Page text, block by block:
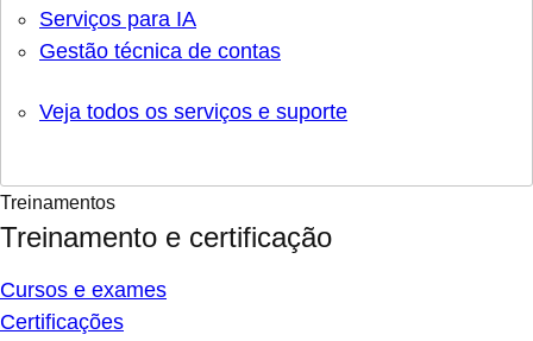
Serviços para IA
Gestão técnica de contas
Veja todos os serviços e suporte
Treinamentos
Treinamento e certificação
Cursos e exames
Certificações